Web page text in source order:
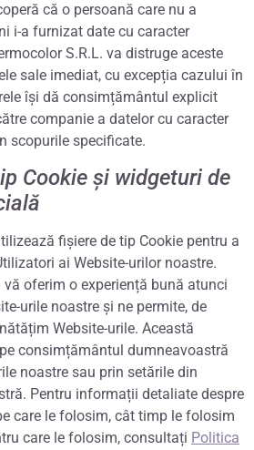
că o persoană care nu a
i-a furnizat date cu caracter
S.R.L. va distruge aceste
sale imediat, cu excepția cazului în
își dă consimțământul explicit
companie a datelor cu caracter
scopurile specificate.
Cookie și widgeturi de
fișiere de tip Cookie pentru a
ai Website-urilor noastre.
oferim o experiență bună atunci
urile noastre și ne permite, de
Website-urile. Această
consimțământul dumneavoastră
noastre sau prin setările din
Pentru informații detaliate despre
care le folosim, cât timp le folosim
care le folosim, consultați Politica